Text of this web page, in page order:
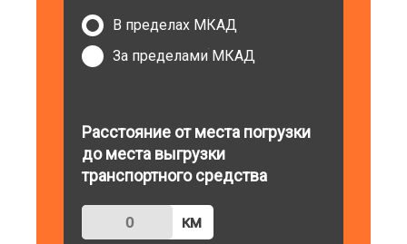
В пределах МКАД
За пределами МКАД
Расстояние от места погрузки
до места выгрузки
транспортного средства
км